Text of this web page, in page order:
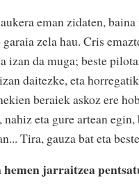
eman zidaten,
zela hau. Cris
izan da muga; beste
daitezke, eta
beraiek askoz ere
eta gure artean
Tira, gauza bat eta
jarraitzea